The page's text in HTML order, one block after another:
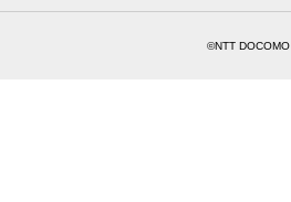
©NTT DOCOMO